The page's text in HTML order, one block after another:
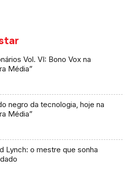
Vol. VI: Bono Vox na
Média”
negro da tecnologia, hoje na
Média”
Lynch: o mestre que sonha